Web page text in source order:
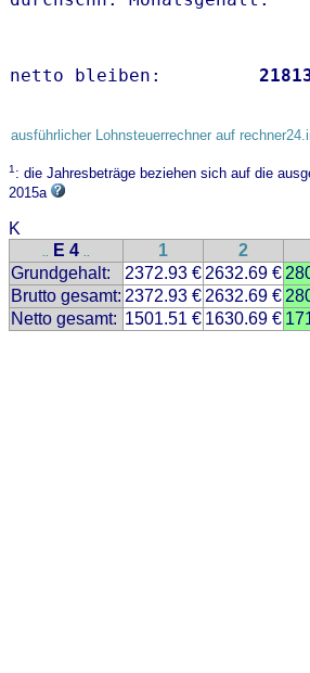
netto bleiben:
ausführlicher Lohnsteuerrechner auf
1: die Jahresbeträge beziehen sich auf die
2015a
K
.. E 4 .. 1 2
Grundgehalt:
2372.93 € 2632.69 €
Brutto gesamt: 2372.93 € 2632.69 €
Netto gesamt: 1501.51 € 1630.69 €